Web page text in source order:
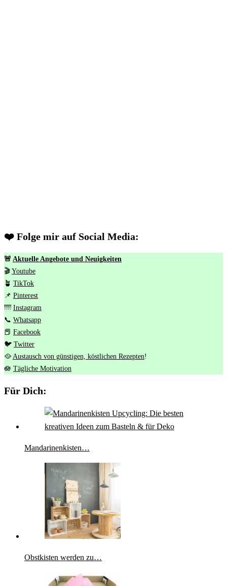
❤️ Folge mir auf Social Media:
🚨 Aktuelle Angebote und Neuigkeiten
🎬Youtube
🪴 TikTok
📌 Pinterest
🌁Instagram
📞 Whatsapp
📕 Facebook
🐦 Twitter
🥘Austausch von günstigen, köstlichen Rezepten!
🪷 Tägliche Motivation
Für Dich:
Mandarinenkisten…
Obstkisten werden zu…